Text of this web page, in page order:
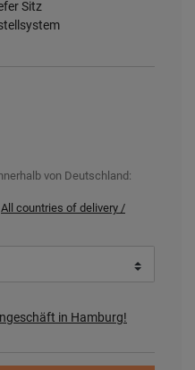
Sitz
von Deutschland:
All countries of delivery /
in Hamburg!